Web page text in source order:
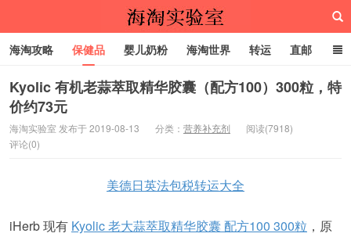
海淘实验室
海淘攻略 保健品 婴儿奶粉 海淘世界 转运 直邮
代购服务
Kyolic 有机老蒜萃取精华胶囊（配方100）300粒，特
价约73元
海淘实验室 发布于 2019-08-13 分类： 营养补充剂
阅读(7918)
评论(0)
美德日英法包税转运大全
iHerb 现有 Kyolic 老大蒜萃取精华胶囊 配方100 300粒 ，原